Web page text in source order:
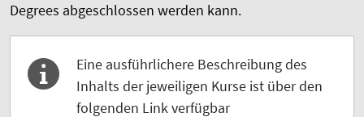
Degrees abgeschlossen werden kann.
Eine ausführlichere Beschreibung des
Inhalts der jeweiligen Kurse ist über den
folgenden Link verfügbar